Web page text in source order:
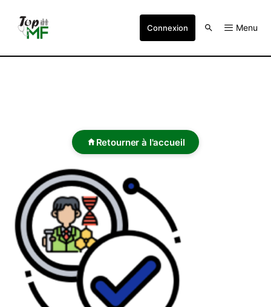
Connexion Menu
Retourner à l'accueil